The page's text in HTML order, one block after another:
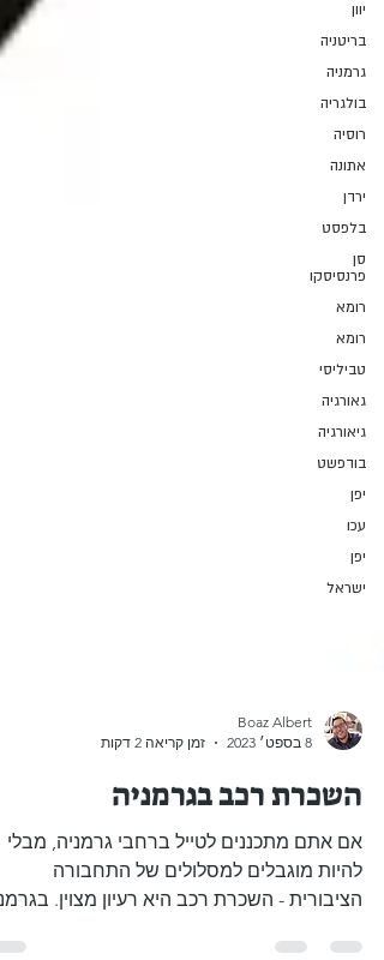
יוון
בריטניה
גרמניה
בולגריה
רוסיה
אתונה
ירדן
בלפסט
סן
פרנסיסקו
רומא
רומא
טביליסי
גאורגיה
גיאורגיה
בודפשט
יפן
עכו
יפן
ישראל
השכרת רכב בגרמניה
אם אתם מתכננים לטייל ברחבי גרמניה, מבלי
להיות מוגבלים למסלולים של התחבורה